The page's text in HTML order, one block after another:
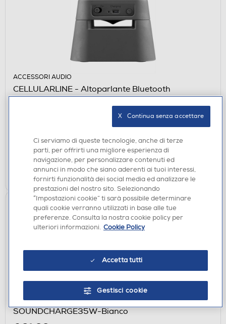
ACCESSORI AUDIO
CELLULARLINE - Altoparlante Bluetooth
BTSPKACRYLIC4-Multicolore
Acquisto online: disponibile
Ritiro in negozio in 30' gratuito:verifica
AGGIUNGI
CELLULARLINE - Adattatore splitter
SOUNDCHARGE35W-Bianco
Ci serviamo di queste tecnologie, anche di terze
parti, per offrirti una migliore esperienza di
navigazione, per personalizzare contenuti ed
annunci in modo che siano aderenti ai tuoi interessi,
fornirti funzionalità dei social media ed analizzare le
prestazioni del nostro sito. Selezionando
“Impostazioni cookie” ti sarà possibile determinare
quali cookie verranno utilizzati in base alle tue
preferenze. Consulta la nostra cookie policy per
ulteriori informazioni. Cookie Policy
Accetta tutti
Gestisci cookie
X   Continua senza accettare